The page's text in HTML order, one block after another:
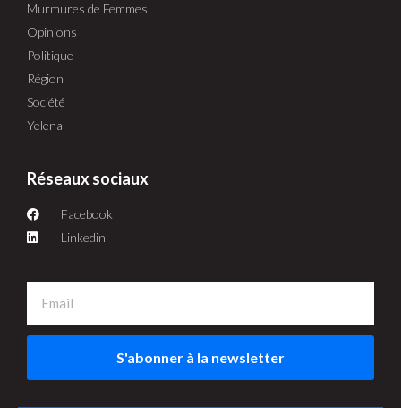
Murmures de Femmes
Opinions
Politique
Région
Société
Yelena
Réseaux sociaux
Facebook
Linkedin
S'abonner à la newsletter